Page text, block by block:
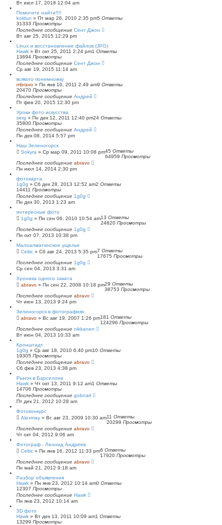
Вт июл 17, 2018 12:04 am
Помогите найти!!!!
koldun » Пт мар 26, 2010 2:35 pm5 Ответы
31333 Просмотры
Последнее сообщение Сент Джон
Вт авг 25, 2015 12:29 pm
Linux и восстановление файлов (JPG)
Hawk » Вт окт 25, 2011 2:24 pm1 Ответы
13694 Просмотры
Последнее сообщение Сент Джон
Ср авг 19, 2015 11:14 am
всякого понемножку
mbravo » Пн янв 10, 2011 2:49 am9 Ответы
20470 Просмотры
Последнее сообщение Андрей
Пт фев 20, 2015 12:30 pm
Уроки фото искусства
serg » Пн дек 12, 2011 12:40 pm24 Ответы
35800 Просмотры
Последнее сообщение Андрей
Пн дек 08, 2014 5:57 pm
Наш Зеленогорск
Sokyra » Ср мар 09, 2011 10:08 pm45 Ответы
64959 Просмотры
Последнее сообщение abravo
Пн июл 14, 2014 2:30 pm
фотокарта
1g0g » Сб дек 28, 2013 12:52 am2 Ответы
14411 Просмотры
Последнее сообщение 1g0g
Пн дек 30, 2013 1:23 am
интересные фото
1g0g » Пн сен 06, 2010 10:54 am13 Ответы
24820 Просмотры
Последнее сообщение 1g0g
Пн окт 07, 2013 10:38 pm
Малоалматинское ущелье
Celtic » Сб авг 24, 2013 5:35 pm7 Ответы
17675 Просмотры
Последнее сообщение 1g0g
Ср сен 04, 2013 3:31 am
Хроника одного заката
abravo » Пн сен 22, 2008 10:18 pm29 Ответы
38753 Просмотры
Последнее сообщение abravo
Чт июн 13, 2013 9:24 pm
Зеленогорск в фотографиях
abravo » Вс авг 19, 2007 1:26 pm181 Ответы
124296 Просмотры
Последнее сообщение nikkanen
Вт июн 04, 2013 10:33 am
Кронштадт
1g0g » Ср авг 18, 2010 6:40 pm10 Ответы
19305 Просмотры
Последнее сообщение abravo
Сб фев 23, 2013 4:38 pm
Рынок в Барселоне
Hawk » Чт окт 13, 2011 9:12 am1 Ответы
14706 Просмотры
Последнее сообщение gobnait
Пт дек 21, 2012 10:28 am
Фотоконкурс
Alexmay » Вс авг 23, 2009 10:30 am11 Ответы
20299 Просмотры
Последнее сообщение abravo
Чт окт 04, 2012 9:06 am
Фотограф - Леонид Андреев
Celtic » Пн янв 16, 2012 11:33 pm6 Ответы
17920 Просмотры
Последнее сообщение abravo
Пн май 21, 2012 9:18 am
Разбор объявления
Hawk » Пн янв 23, 2012 10:14 am0 Ответы
12307 Просмотры
Последнее сообщение Hawk
Пн янв 23, 2012 10:14 am
3D фото
Hawk » Вт дек 13, 2011 10:09 am1 Ответы
13299 Просмотры